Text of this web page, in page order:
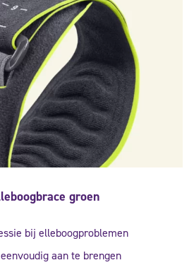
groen
bij elleboogproblemen
aan te brengen